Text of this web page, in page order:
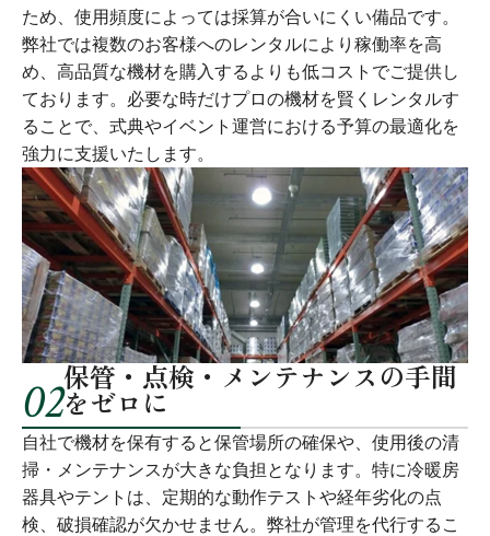
ため、使用頻度によっては採算が合いにくい備品です。
弊社では複数のお客様へのレンタルにより稼働率を高
め、高品質な機材を購入するよりも低コストでご提供し
ております。必要な時だけプロの機材を賢くレンタルす
ることで、式典やイベント運営における予算の最適化を
強力に支援いたします。
02保管・点検・メンテナンスの手間
をゼロに
自社で機材を保有すると保管場所の確保や、使用後の清
掃・メンテナンスが大きな負担となります。特に冷暖房
器具やテントは、定期的な動作テストや経年劣化の点
検、破損確認が欠かせません。弊社が管理を代行するこ